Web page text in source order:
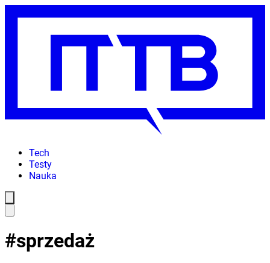
Tech
Testy
Nauka
#sprzedaż